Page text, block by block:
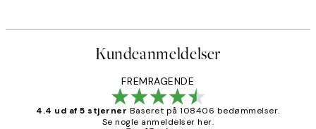
Kundeanmeldelser
FREMRAGENDE
4.4 ud af 5 stjerner Baseret på 108406 bedømmelser.
Se nogle anmeldelser her.